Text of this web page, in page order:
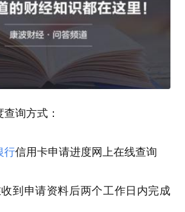
查询方式：
行信用卡申请进度网上在线查询
到申请资料后两个工作日内完成